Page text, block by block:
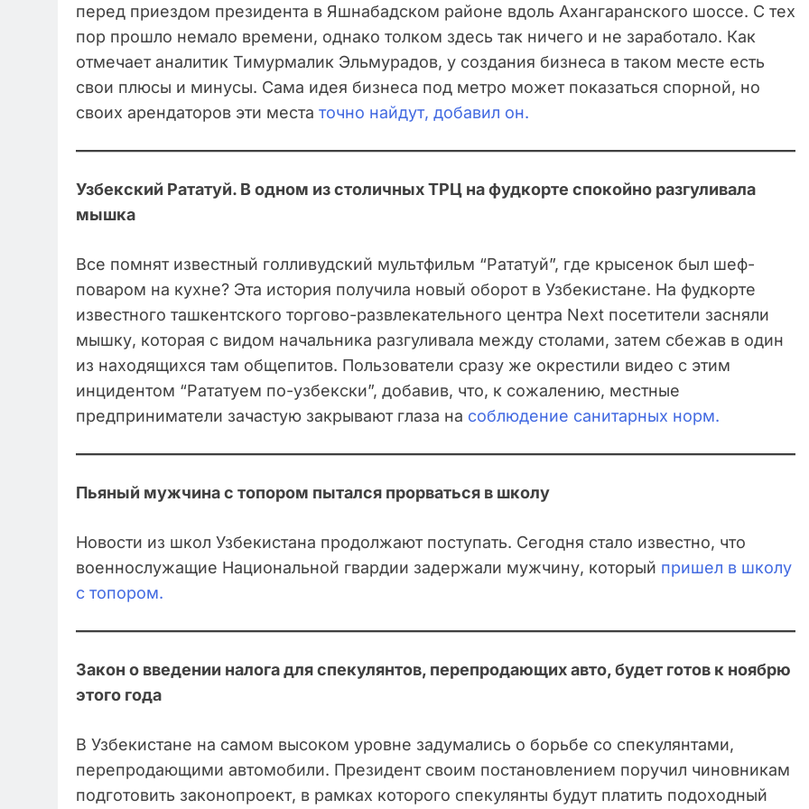
перед приездом президента в Яшнабадском районе вдоль Ахангаранского шоссе. С тех
пор прошло немало времени, однако толком здесь так ничего и не заработало. Как
отмечает аналитик Тимурмалик Эльмурадов, у создания бизнеса в таком месте есть
свои плюсы и минусы. Сама идея бизнеса под метро может показаться спорной, но
своих арендаторов эти места точно найдут, добавил он.
Узбекский Рататуй. В одном из столичных ТРЦ на фудкорте спокойно разгуливала
мышка
Все помнят известный голливудский мультфильм “Рататуй”, где крысенок был шеф-
поваром на кухне? Эта история получила новый оборот в Узбекистане. На фудкорте
известного ташкентского торгово-развлекательного центра Next посетители засняли
мышку, которая с видом начальника разгуливала между столами, затем сбежав в один
из находящихся там общепитов. Пользователи сразу же окрестили видео с этим
инцидентом “Рататуем по-узбекски”, добавив, что, к сожалению, местные
предприниматели зачастую закрывают глаза на соблюдение санитарных норм.
Пьяный мужчина с топором пытался прорваться в школу
Новости из школ Узбекистана продолжают поступать. Сегодня стало известно, что
военнослужащие Национальной гвардии задержали мужчину, который пришел в школу
с топором.
Закон о введении налога для спекулянтов, перепродающих авто, будет готов к ноябрю
этого года
В Узбекистане на самом высоком уровне задумались о борьбе со спекулянтами,
перепродающими автомобили. Президент своим постановлением поручил чиновникам
подготовить законопроект, в рамках которого спекулянты будут платить подоходный